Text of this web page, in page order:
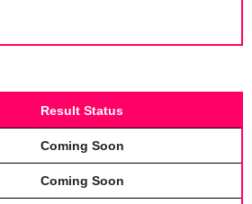
Result Status
Coming Soon
Coming Soon